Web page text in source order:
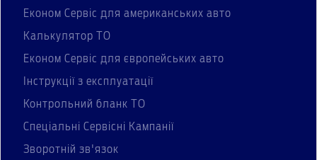
Економ Сервіс для американських авто
Калькулятор ТО
Економ Сервіс для європейських авто
Інструкції з експлуатації
Контрольний бланк ТО
Спеціальні Сервісні Кампанії
Зворотній зв'язок